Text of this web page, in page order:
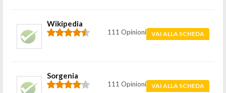
Wikipedia
111 Opinioni VAI ALLA SCHEDA
Sorgenia
111 Opinioni VAI ALLA SCHEDA